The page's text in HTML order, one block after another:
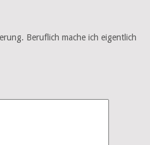
Beruflich mache ich eigentlich